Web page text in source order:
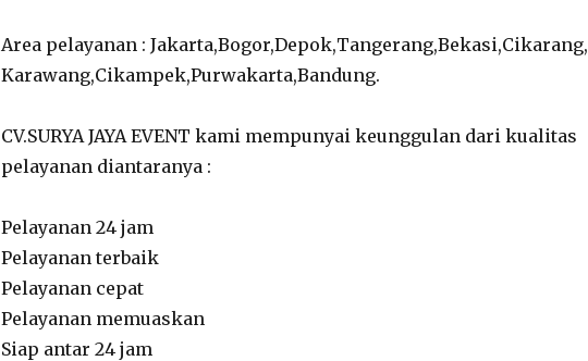
Area pelayanan : Jakarta,Bogor,Depok,Tangerang,Bekasi,Cikarang,
Karawang,Cikampek,Purwakarta,Bandung.
CV.SURYA JAYA EVENT kami mempunyai keunggulan dari kualitas
pelayanan diantaranya :
Pelayanan 24 jam
Pelayanan terbaik
Pelayanan cepat
Pelayanan memuaskan
Siap antar 24 jam